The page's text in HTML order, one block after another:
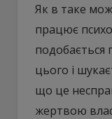
Як в таке
працює
подобається
цього і
що це
жертвою